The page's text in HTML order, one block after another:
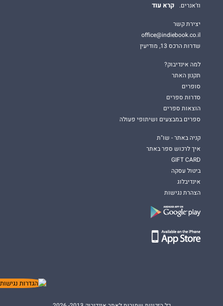
וז'אנרים.
קרא עוד
יצירת קשר
office@indiebook.co.il
שדרות הרכס 13, מודיעין
למה אינדיבוק?
תקנון האתר
סופרים
סדרות ספרים
הוצאות ספרים
ספרים במבצעים ושיתופי פעולה
קניה באתר - שו"ת
איך לרכוש ספר באתר
GIFT CARD
ביטול עסקה
אינדיבלוג
הצהרת נגישות